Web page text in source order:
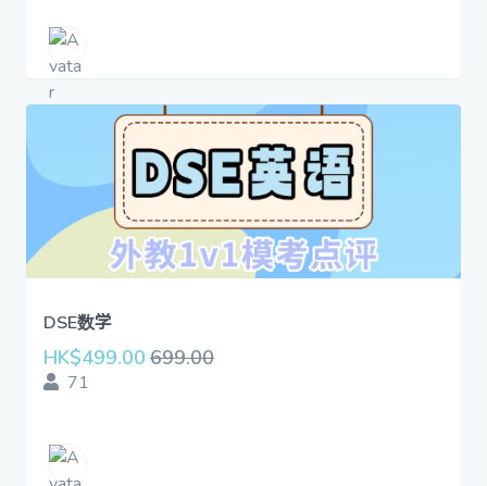
DSE数学
HK$499.00 699.00
71